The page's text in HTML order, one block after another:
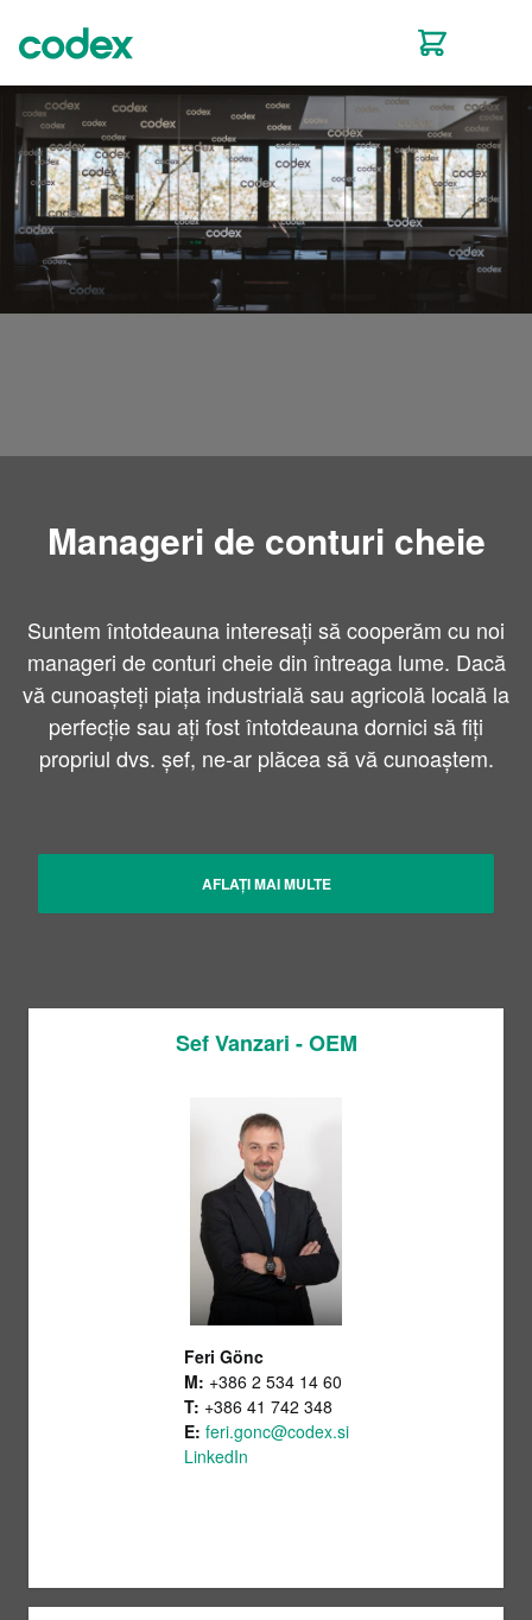
Manageri de conturi cheie
Suntem întotdeauna interesați să cooperăm cu noi
manageri de conturi cheie din întreaga lume. Dacă
vă cunoașteți piața industrială sau agricolă locală la
perfecție sau ați fost întotdeauna dornici să fiți
propriul dvs. șef, ne-ar plăcea să vă cunoaștem.
AFLAȚI MAI MULTE
Sef Vanzari - OEM
Feri Gönc
M: +386 2 534 14 60
T: +386 41 742 348
E: feri.gonc@codex.si
LinkedIn